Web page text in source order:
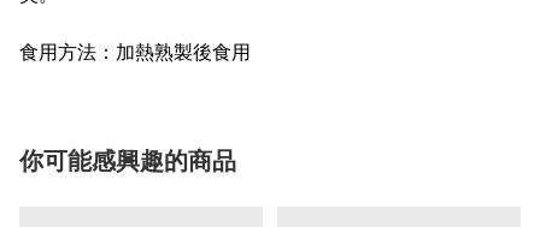
食用方法：加熱熟製後食用
你可能感興趣的商品